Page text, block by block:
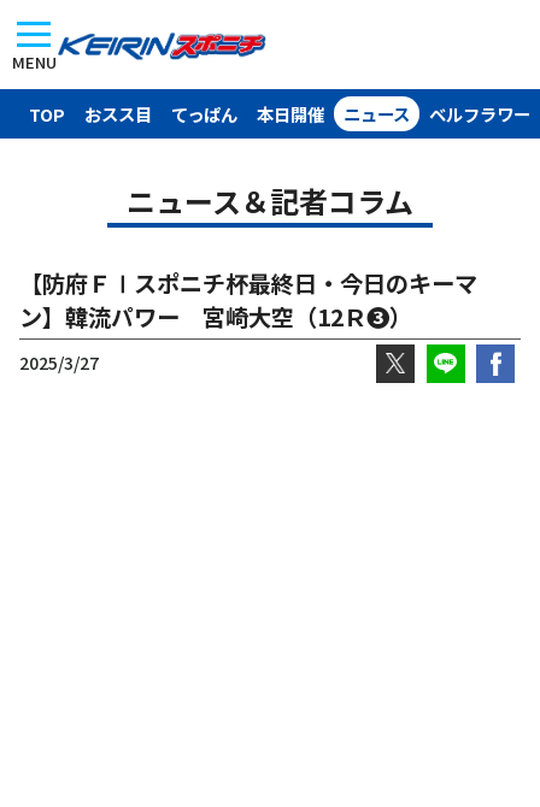
MENU
TOP おスス目 てっぱん 本日開催 ニュース ベルフラワー
ニュース＆記者コラム
【防府ＦⅠスポニチ杯最終日・今日のキーマ
ン】韓流パワー 宮崎大空（12Ｒ❸）
2025/3/27